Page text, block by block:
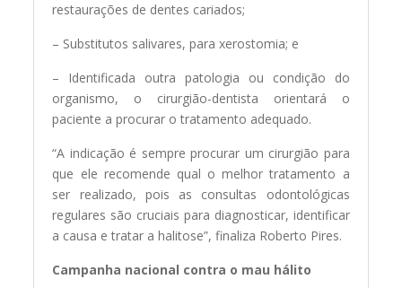
restaurações de dentes cariados;
– Substitutos salivares, para xerostomia; e
– Identificada outra patologia ou condição do
organismo, o cirurgião-dentista orientará o
paciente a procurar o tratamento adequado.
“A indicação é sempre procurar um cirurgião para
que ele recomende qual o melhor tratamento a
ser realizado, pois as consultas odontológicas
regulares são cruciais para diagnosticar, identificar
a causa e tratar a halitose”, finaliza Roberto Pires.
Campanha nacional contra o mau hálito